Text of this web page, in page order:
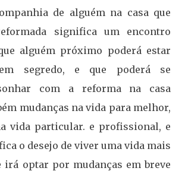
de alguém na casa que
significa um encontro
alguém próximo poderá estar
segredo, e que poderá se
com a reforma na casa
mudanças na vida para melhor,
vida particular. e profissional, e
o desejo de viver uma vida mais
irá optar por mudanças em breve